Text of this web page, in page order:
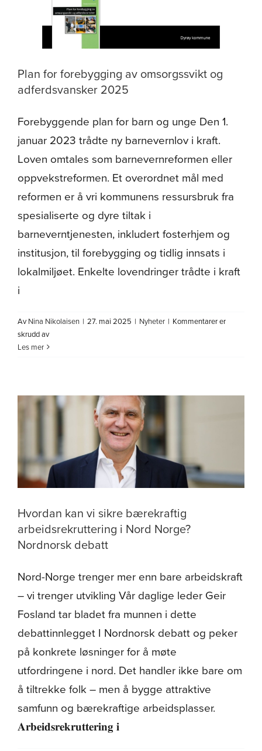
Plan for forebygging av omsorgssvikt og
adferdsvansker 2025
Forebyggende plan for barn og unge Den 1.
januar 2023 trådte ny barnevernlov i kraft.
Loven omtales som barnevernreformen eller
oppvekstreformen. Et overordnet mål med
reformen er å vri kommunens ressursbruk fra
spesialiserte og dyre tiltak i
barneverntjenesten, inkludert fosterhjem og
institusjon, til forebygging og tidlig innsats i
lokalmiljøet. Enkelte lovendringer trådte i kraft
i
AvNina Nikolaisen | 27. mai 2025 | Nyheter | Kommentarer er
skrudd avfor
Plan
omsorgssvikt
adferdsvansker
2025
Les mer
Hvordan kan vi sikre bærekraftig
arbeidsrekruttering i Nord Norge?
Nordnorsk debatt
Nord-Norge trenger mer enn bare arbeidskraft
– vi trenger utvikling Vår daglige leder Geir
Fosland tar bladet fra munnen i dette
debattinnlegget I Nordnorsk debatt og peker
på konkrete løsninger for å møte
utfordringene i nord. Det handler ikke bare om
å tiltrekke folk – men å bygge attraktive
samfunn og bærekraftige arbeidsplasser.
𝐀𝐫𝐛𝐞𝐢𝐝𝐬𝐫𝐞𝐤𝐫𝐮𝐭𝐭𝐞𝐫𝐢𝐧𝐠 𝐢